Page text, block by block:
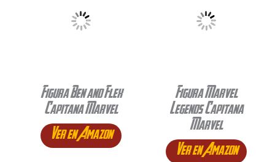
Figura Ben and Flex
Capitana Marvel
Ver en Amazon
Figura Marvel
Legends Capitana
Marvel
Ver en Amazon